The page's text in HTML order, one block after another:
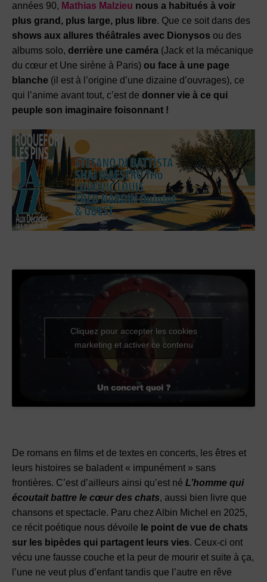
années 90, Mathias Malzieu nous a habitués à voir
plus grand, plus large, plus libre. Que ce soit dans des
shows aux allures théâtrales avec Dionysos ou des
albums solo, derrière une caméra (Jack et la mécanique
du cœur et Une sirène à Paris) ou face à une page
blanche (il est à l’origine d’une dizaine d’ouvrages), ce
qui l’anime avant tout, c’est de donner vie à ce qui
peuple son imaginaire foisonnant !
Cliquez pour accepter les cookies
marketing et activer ce contenu
De romans en films et de textes en concerts, les êtres et
leurs histoires se baladent « impunément » sans
frontières. C’est d’ailleurs ainsi qu’est né L’homme qui
écoutait battre le cœur des chats, aussi bien livre que
chansons et spectacle. Paru chez Albin Michel en 2025,
ce récit poétique nous dévoile le point de vue de chats
sur les bipèdes qui partagent leurs vies. Ceux-ci ont
vécu une fausse couche et la peur de mourir et suite à ça,
l’une ne veut plus d’enfant tandis que l’autre en rêve